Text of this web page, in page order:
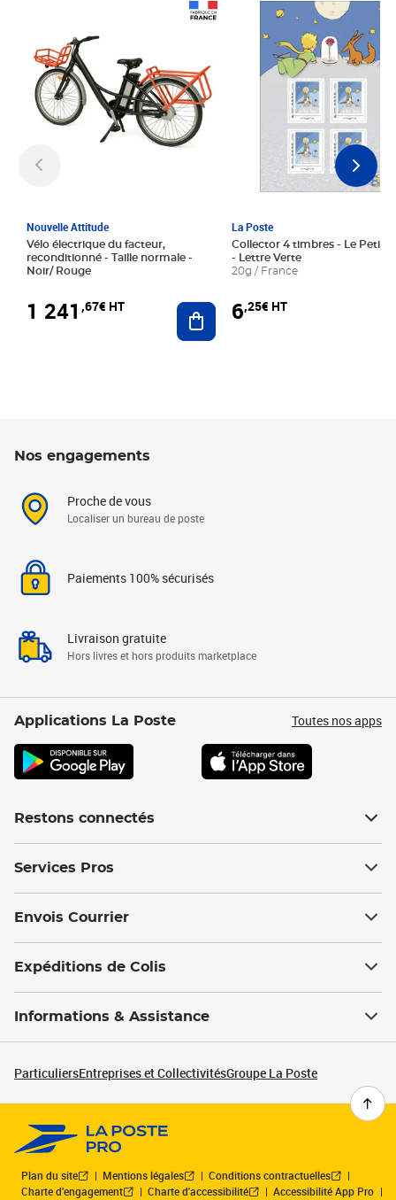
Nouvelle Attitude
Vélo électrique du facteur,
reconditionné - Taille normale -
Noir/ Rouge
1 241 ,67€ HT Ajouter au panier
La Poste
Collector 4 timbres - Le Petit
- Lettre Verte
20g / France
6,25€ HT
Prix 6,25€ HT
Nos engagements
Proche de vous
Localiser un bureau de poste
Paiements 100% sécurisés
Livraison gratuite
Hors livres et hors produits marketplace
Applications La Poste Toutes nos apps
Restons connectés
Services Pros
Envois Courrier
Expéditions de Colis
Informations & Assistance
ParticuliersEntreprises et CollectivitésGroupe La Poste
Plan du site Mentions légales
Conditions contractuelles
Charte d’engagement
Charte d'accessibilité Accessibilité App Pro